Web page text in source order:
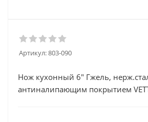
Артикул:803-090
Нож кухонный 6" Гжель,
антиналипающим покрытием